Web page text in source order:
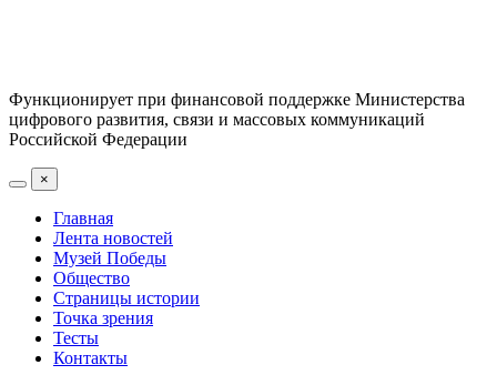
Функционирует при финансовой поддержке Министерства
цифрового развития, связи и массовых коммуникаций
Российской Федерации
×
Главная
Лента новостей
Музей Победы
Общество
Страницы истории
Точка зрения
Тесты
Контакты